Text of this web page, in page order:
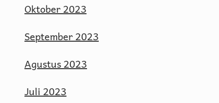
Oktober 2023
September 2023
Agustus 2023
Juli 2023